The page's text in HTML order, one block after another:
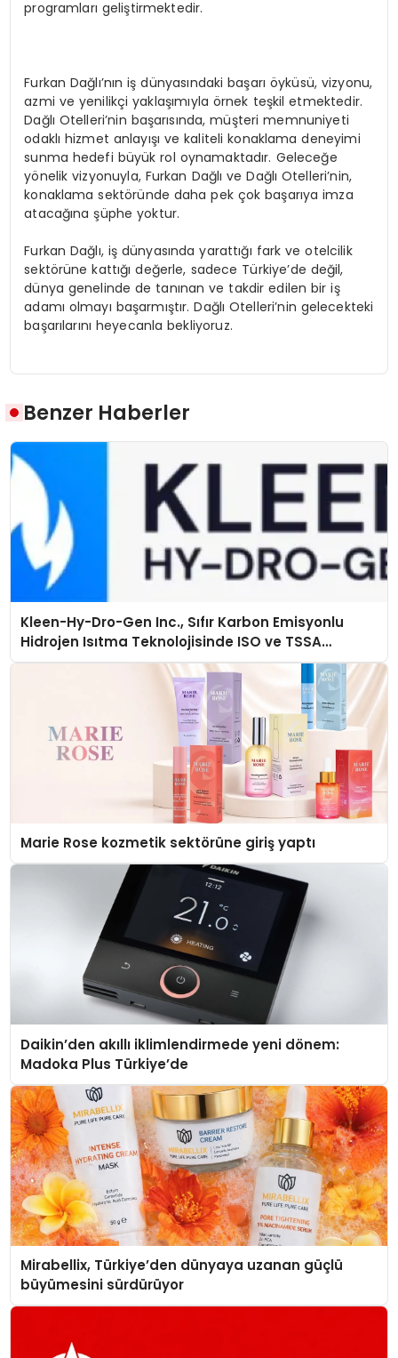
programları geliştirmektedir.
Furkan Dağlı’nın iş dünyasındaki başarı öyküsü, vizyonu,
azmi ve yenilikçi yaklaşımıyla örnek teşkil etmektedir.
Dağlı Otelleri’nin başarısında, müşteri memnuniyeti
odaklı hizmet anlayışı ve kaliteli konaklama deneyimi
sunma hedefi büyük rol oynamaktadır. Geleceğe
yönelik vizyonuyla, Furkan Dağlı ve Dağlı Otelleri’nin,
konaklama sektöründe daha pek çok başarıya imza
atacağına şüphe yoktur.
Furkan Dağlı, iş dünyasında yarattığı fark ve otelcilik
sektörüne kattığı değerle, sadece Türkiye’de değil,
dünya genelinde de tanınan ve takdir edilen bir iş
adamı olmayı başarmıştır. Dağlı Otelleri’nin gelecekteki
başarılarını heyecanla bekliyoruz.
Benzer Haberler
Kleen-Hy-Dro-Gen Inc., Sıfır Karbon Emisyonlu
Hidrojen Isıtma Teknolojisinde ISO ve TSSA
Düzenleyici Onaylarını Aldı
Marie Rose kozmetik sektörüne giriş yaptı
Daikin’den akıllı iklimlendirmede yeni dönem:
Madoka Plus Türkiye’de
Mirabellix, Türkiye’den dünyaya uzanan güçlü
büyümesini sürdürüyor